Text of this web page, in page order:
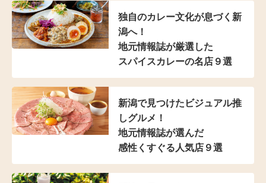
独自のカレー文化が息づく新
潟へ！
地元情報誌が厳選した
スパイスカレーの名店９選
新潟で見つけた ビジュアル推
しグルメ！
地元情報誌が選んだ
感性くすぐる人気店９選